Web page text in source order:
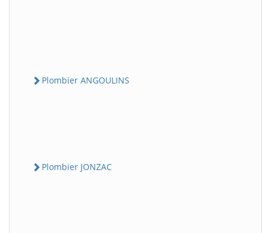
Plombier ANGOULINS
Plombier JONZAC